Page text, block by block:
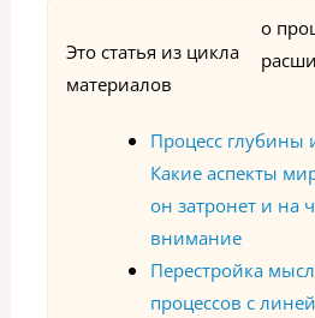
Это статья из цикла
материалов
о
Процесс глубины
Какие аспекты
он затронет и на
внимание
Перестройка
процессов с